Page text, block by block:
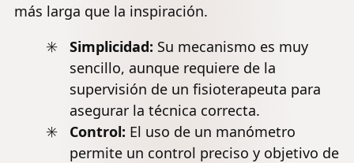
más larga que la inspiración.
Simplicidad: Su mecanismo es muy
sencillo, aunque requiere de la
supervisión de un fisioterapeuta para
asegurar la técnica correcta.
Control: El uso de un manómetro
permite un control preciso y objetivo de